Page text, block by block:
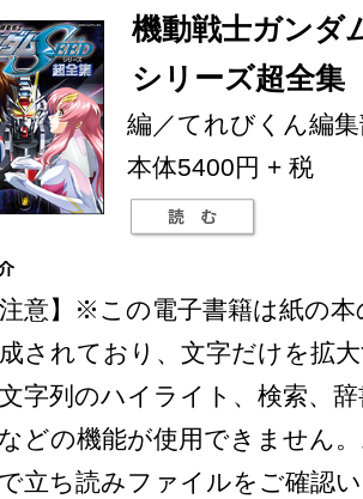
機動戦士ガンダ
シリーズ超全集
編／てれびくん編
本体5400円 + 税
注意】※この電子書籍は紙の
されており、文字だけを拡
字列のハイライト、検索、
どの機能が使用できません
立ち読みファイルをご確認